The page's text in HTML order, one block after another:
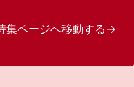
集ページへ移動する→